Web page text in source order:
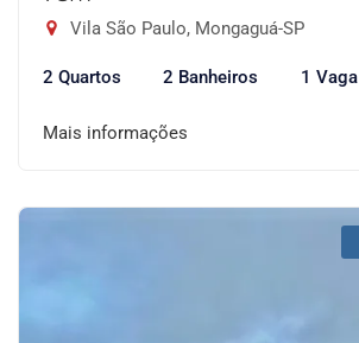
Vila São Paulo, Mongaguá-SP
2 Quartos 2 Banheiros 1 Vaga
Mais informações